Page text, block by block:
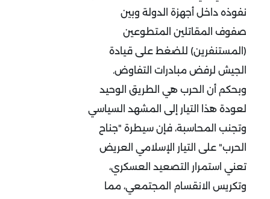
نفوذه داخل أجهزة الدولة وبين
صفوف المقاتلين المتطوعين
(المستنفرين) للضغط على قيادة
الجيش لرفض مبادرات التفاوض.
وبحكم أن الحرب هي الطريق الوحيد
لعودة هذا التيار إلى المشهد السياسي
وتجنب المحاسبة، فإن سيطرة "جناح
الحرب" على التيار الإسلامي العريض
تعني استمرار التصعيد العسكري،
وتكريس الانقسام المجتمعي، مما